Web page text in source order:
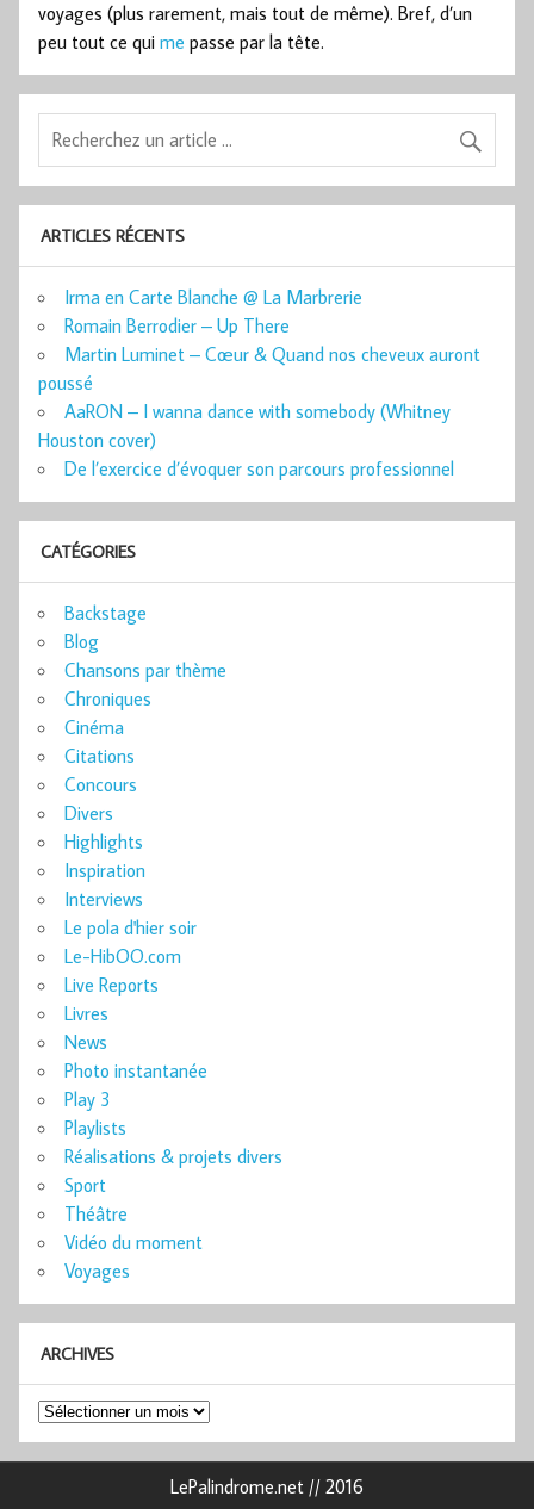
voyages (plus rarement, mais tout de même). Bref, d’un
peu tout ce qui me passe par la tête.
ARTICLES RÉCENTS
Irma en Carte Blanche @ La Marbrerie
Romain Berrodier – Up There
Martin Luminet – Cœur & Quand nos cheveux auront
poussé
AaRON – I wanna dance with somebody (Whitney
Houston cover)
De l’exercice d’évoquer son parcours professionnel
CATÉGORIES
Backstage
Blog
Chansons par thème
Chroniques
Cinéma
Citations
Concours
Divers
Highlights
Inspiration
Interviews
Le pola d'hier soir
Le-HibOO.com
Live Reports
Livres
News
Photo instantanée
Play 3
Playlists
Réalisations & projets divers
Sport
Théâtre
Vidéo du moment
Voyages
ARCHIVES
Archives
LePalindrome.net // 2016